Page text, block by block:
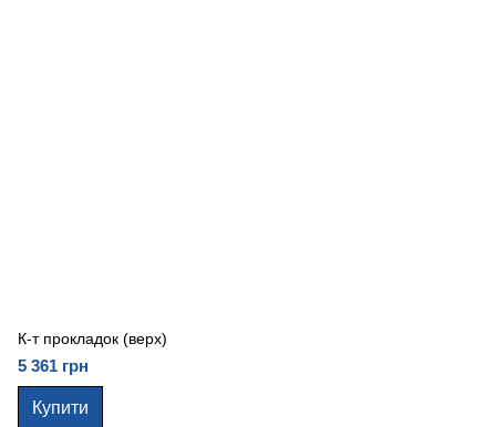
К-т прокладок (верх)
5 361 грн
Купити